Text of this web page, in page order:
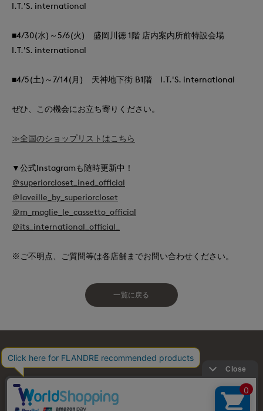
I.T.'S. international
■4/30(水)～5/6(火) 盛岡川徳 1階 店内案内所前特設会場
I.T.'S. international
■4/5(土)～7/14(月) 天神地下街 B1階 I.T.'S. international
ぜひ、この機会にお立ち寄りください。
≫全国のショップリストはこちら
▼公式Instagramも随時更新中！
＠superiorcloset_ined_official
＠laveille_by_superiorcloset
＠m_maglie_le_cassetto_official
＠its_international_official_
※ご不明点、ご質問等は各店舗までお問い合わせください。
一覧に戻る
お問い合わせ 利用規約 プライバシーポリシー
特定商取引・古物営業法に基づく表示